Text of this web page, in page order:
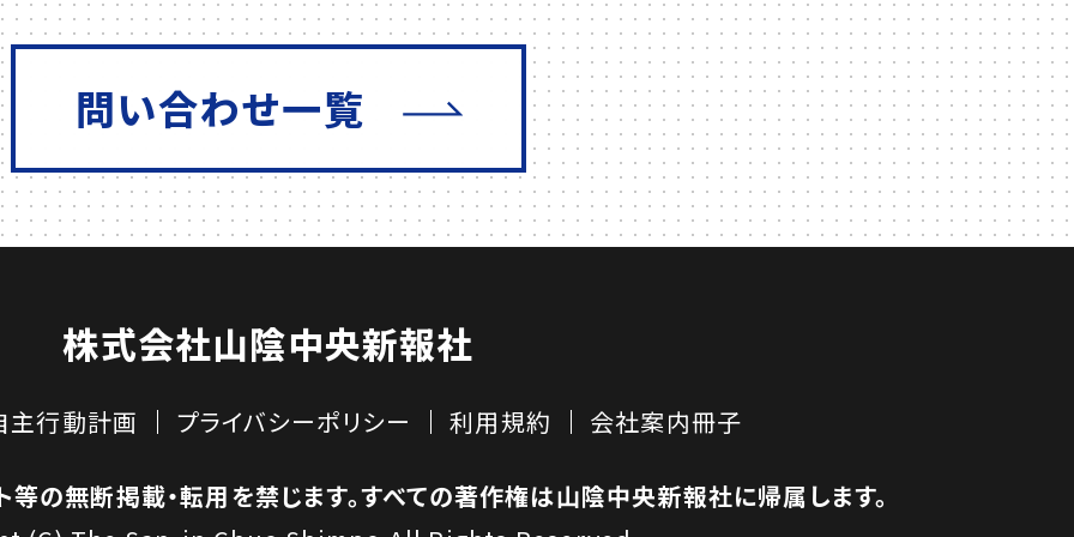
問い合わせ一覧
株式会社山陰中央新報社
主行動計画 プライバシーポリシー 利用規約 会社案内冊子
等の無断掲載・転用を禁じます。すべての著作権は山陰中央新報社に帰属します。